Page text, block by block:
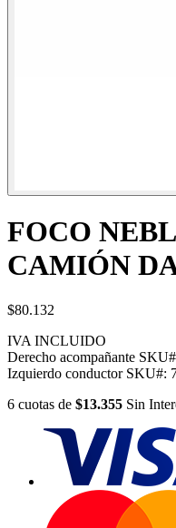
FOCO
CAMIÓN
$80.132
IVA INCLUIDO
Derecho acompañante
Izquierdo conductor SKU#:
6 cuotas de $13.355 Sin